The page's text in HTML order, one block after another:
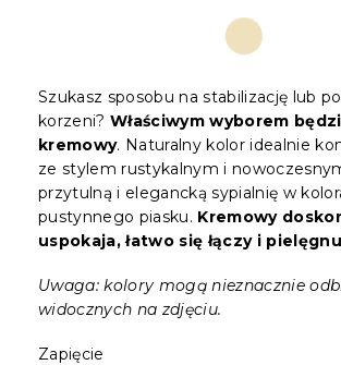
Szukasz sposobu na stabilizację lub
korzeni? Właściwym wyborem
kremowy. Naturalny kolor idealnie
ze stylem rustykalnym i
przytulną i elegancką sypialnię w
pustynnego piasku. Kremowy
uspokaja, łatwo się łączy i
Uwaga: kolory mogą nieznacznie
widocznych na zdjęciu.
Zapięcie